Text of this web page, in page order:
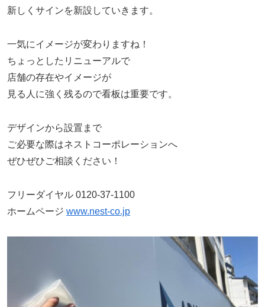
新しくサインを新設していきます。
一気にイメージが変わりますね！
ちょっとしたリニューアルで
店舗の存在やイメージが
見る人に強く残るので看板は重要です。
デザインから設置まで
ご必要な際はネストコーポレーションへ
ぜひぜひご相談ください！
フリーダイヤル 0120-37-1100
ホームページ www.nest-co.jp